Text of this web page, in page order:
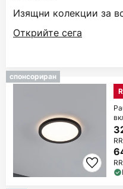
Изящни колекции за
Открийте сега
спонсориран